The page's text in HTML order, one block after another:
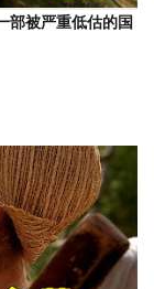
部被严重低估的国